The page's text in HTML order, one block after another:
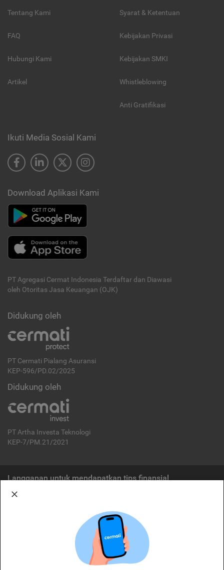
Tentang Kami
FAQ
Hubungi Kami
Artikel
Syarat & Ketentuan
Kebijakan Privasi
Kebijakan SMKI
Whistleblowing
Anti Gratifikasi
Ikuti Media Sosial Kami
Download Aplikasi Kami
PT Agregasi Cermat Indonesia Terdaftar dan Diawasi
oleh Otoritas Jasa Keuangan (OJK)
Didukung oleh
PT Cermati Pialang Asuransi
KEP-596/PD.02/2025
Didukung oleh
PT Artha Investa Teknologi
KEP-7/PM.21/2021
Langganan untuk mendapatkan tips finansial
Cermati merupakan penyelenggara agregasi jasa keuangan yang terdaftar di
OJK. Oleh karena itu, produk dan/atau layanan jasa keuangan yang
ditawarkan bukan merupakan produk dan/atau layanan jasa keuangan yang
diterbitkan oleh Cermati dan Cermati tidak bertanggung jawab atas tuntutan